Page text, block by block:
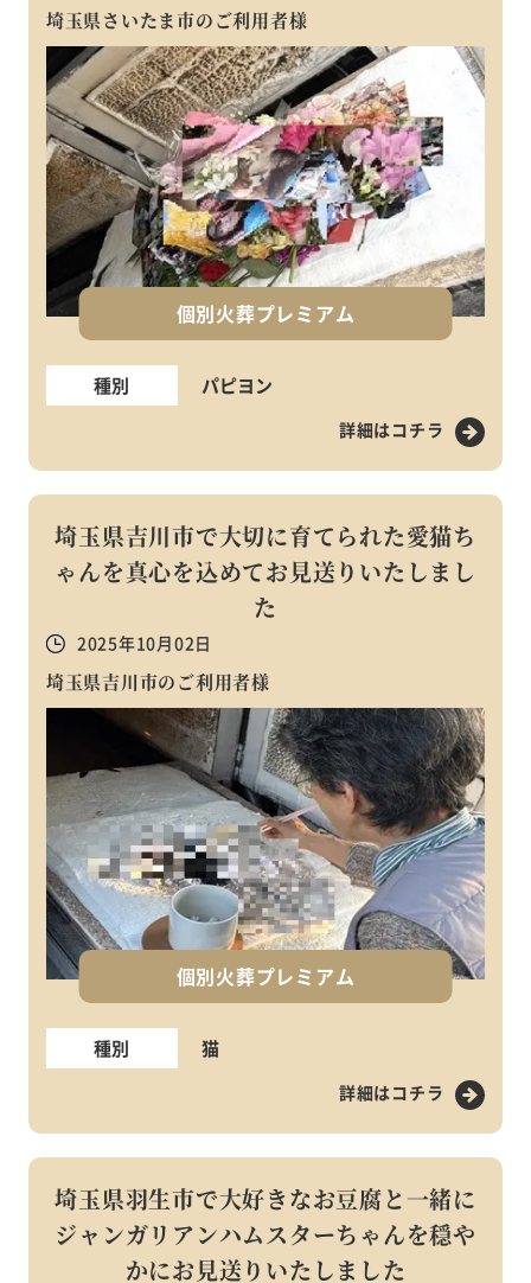
埼玉県さいたま市のご利用者様
個別火葬プレミアム
種別 パピヨン
詳細はコチラ
埼玉県吉川市で大切に育てられた愛猫ち
ゃんを真心を込めてお見送りいたしまし
た
2025年10月02日
埼玉県吉川市のご利用者様
個別火葬プレミアム
種別 猫
詳細はコチラ
埼玉県羽生市で大好きなお豆腐と一緒に
ジャンガリアンハムスターちゃんを穏や
かにお見送りいたしました